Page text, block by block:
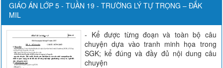
GIÁO ÁN LỚP 5 - TUẦN 19 - TRƯỜNG LÝ TỰ TRỌNG – ĐẮK
MIL
- Kể được từng đoạn và toàn bộ câu
chuyện dựa vào tranh minh họa trong
SGK; kể đúng và đầy đủ nội dung câu
chuyện